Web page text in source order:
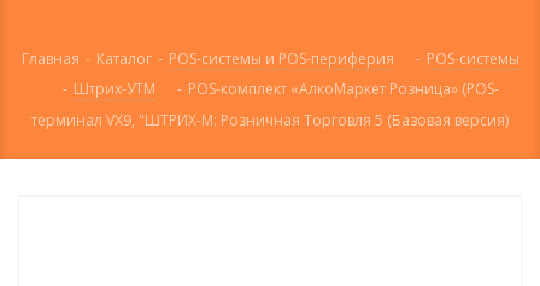
Главная - Каталог - POS-системы и POS-периферия - POS-системы
- Штрих-УТМ - POS-комплект «АлкоМаркет Розница» (POS-
терминал VX9, "ШТРИХ-М: Розничная Торговля 5 (Базовая версия)